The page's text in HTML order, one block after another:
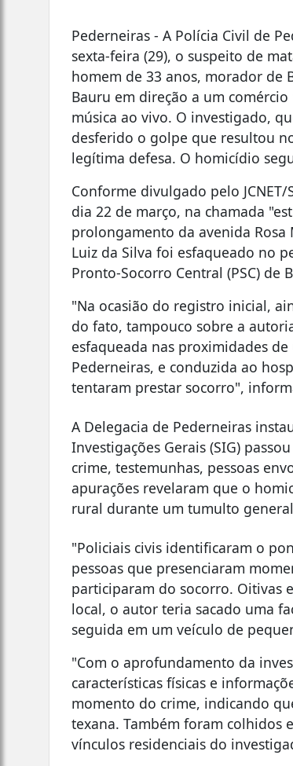
Pederneiras - A Polícia Civil de
sexta-feira (29), o suspeito de
homem de 33 anos, morador de
Bauru em direção a um
música ao vivo. O investigado,
desferido o golpe que resultou
legítima defesa. O homicídio
Conforme divulgado pelo
dia 22 de março, na chamada
prolongamento da avenida
Luiz da Silva foi esfaqueado no
Pronto-Socorro Central (PSC) de
"Na ocasião do registro inicial,
do fato, tampouco sobre a
esfaqueada nas proximidades
Pederneiras, e conduzida ao
tentaram prestar socorro",
A Delegacia de Pederneiras
Investigações Gerais (SIG)
crime, testemunhas, pessoas
apurações revelaram que o
rural durante um tumulto
"Policiais civis identificaram o
pessoas que presenciaram
participaram do socorro. Oitivas
local, o autor teria sacado uma
seguida em um veículo de
"Com o aprofundamento da
características físicas e
momento do crime, indicando
texana. Também foram colhidos
vínculos residenciais do